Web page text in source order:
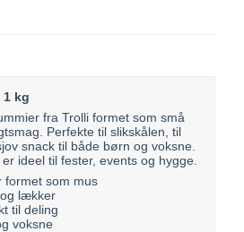
1 kg
fra Trolli formet som små
Perfekte til slikskålen, til
snack til både børn og voksne.
ideel til fester, events og hygge.
som mus
lækker
til deling
voksne